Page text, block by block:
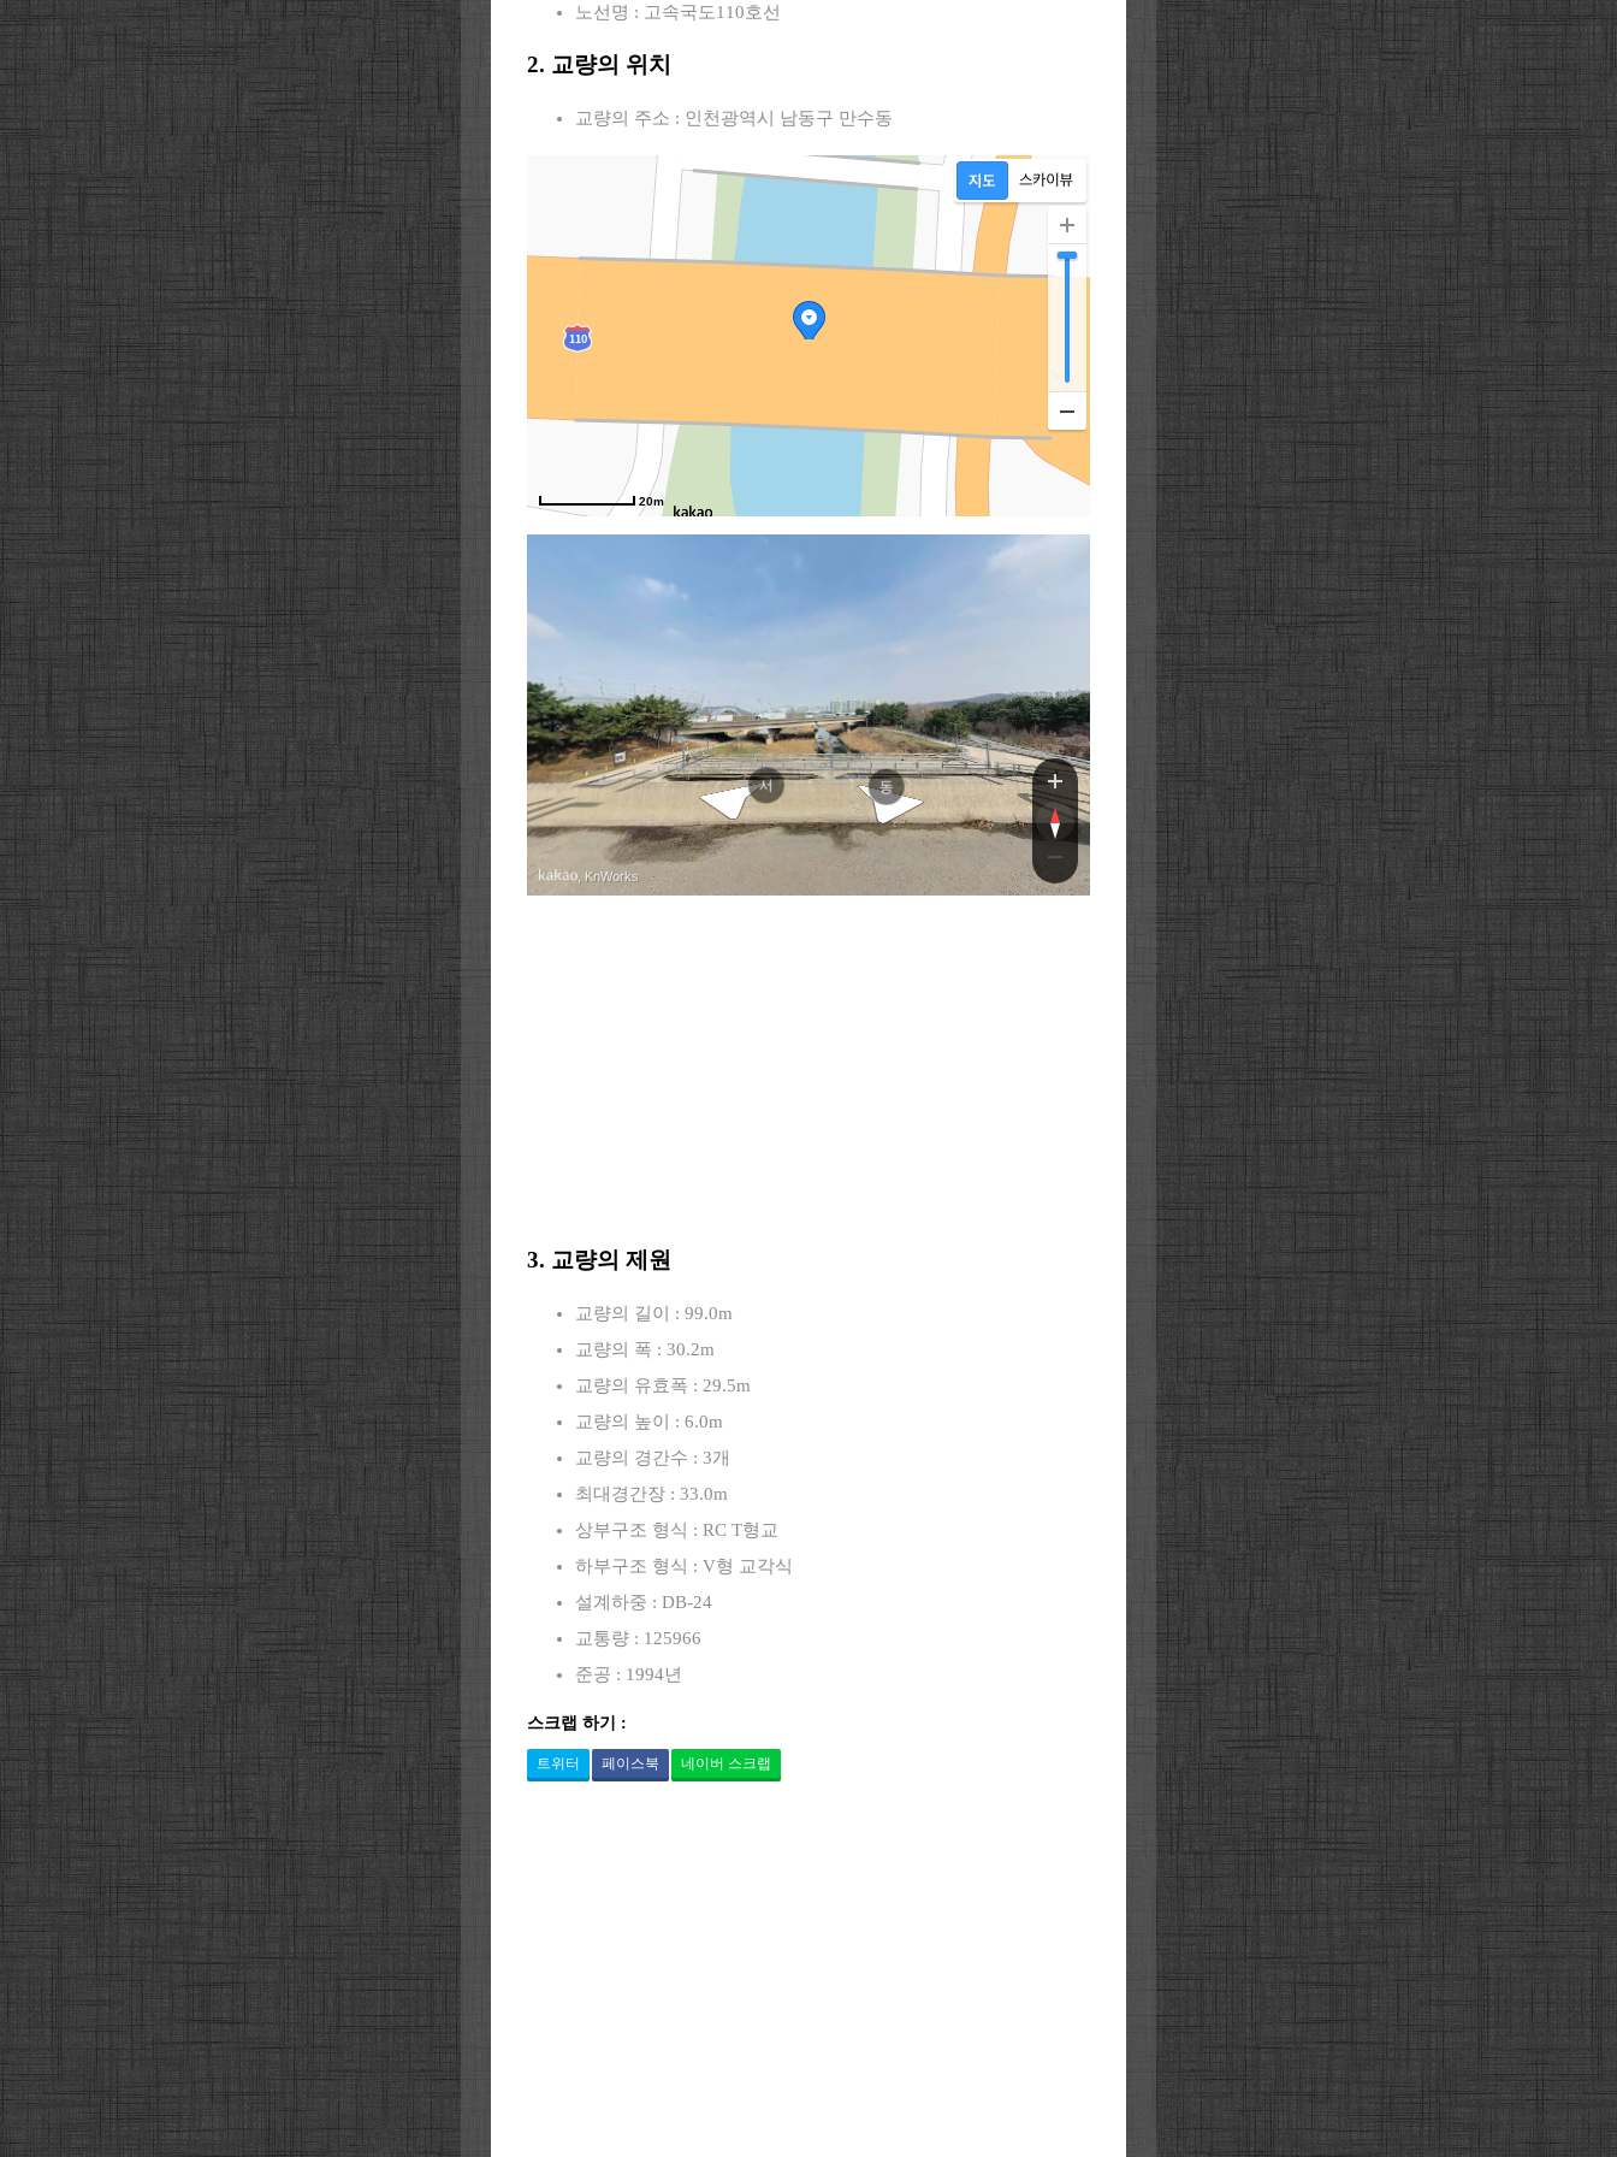
노선명 : 고속국도110호선
2. 교량의 위치
교량의 주소 : 인천광역시 남동구 만수동
20m
제2경인고속도로
제2경인고속도로
서 동
, KnWorks
3. 교량의 제원
교량의 길이 : 99.0m
교량의 폭 : 30.2m
교량의 유효폭 : 29.5m
교량의 높이 : 6.0m
교량의 경간수 : 3개
최대경간장 : 33.0m
상부구조 형식 : RC T형교
하부구조 형식 : V형 교각식
설계하중 : DB-24
교통량 : 125966
준공 : 1994년
스크랩 하기 :
트위터 페이스북 네이버 스크랩